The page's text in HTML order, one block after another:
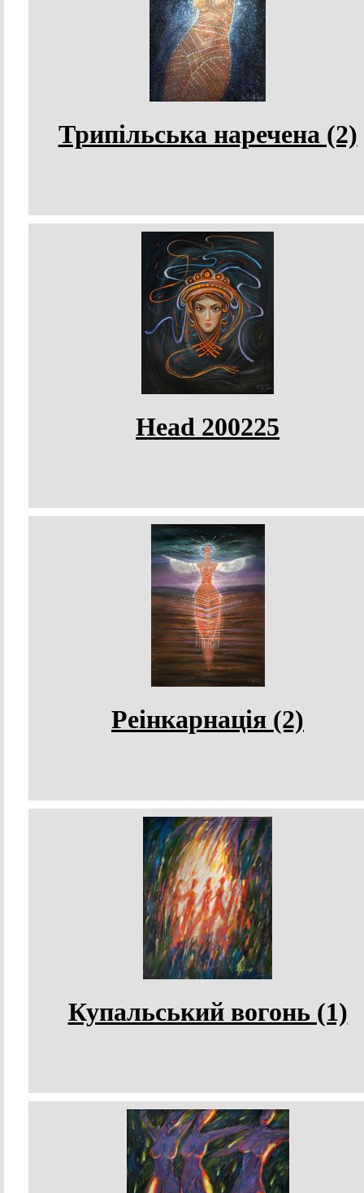
Трипільська наречена (2)
Head 200225
Реінкарнація (2)
Купальський вогонь (1)